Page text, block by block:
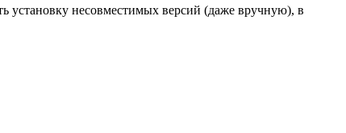
установку несовместимых версий (даже вручную), в